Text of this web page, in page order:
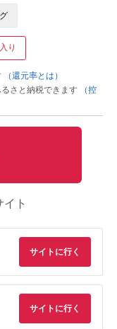
り
（還元率とは）
さと納税できます
（控
ト
サイトに行く
サイトに行く